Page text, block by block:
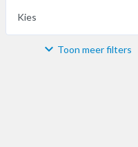
Kies
Materiaal Toon meer filters